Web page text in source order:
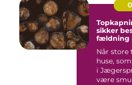
sikker
fældning
Når
huse,
i
være